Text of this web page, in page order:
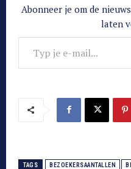
Abonneer je om de
laten
Typ je e-mail...
TAGS BEZOEKERSAANTALLEN